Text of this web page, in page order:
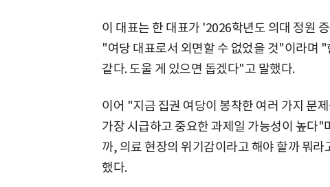
이 대표는 한 대표가 '2026학년도 의대 정원
"여당 대표로서 외면할 수 없었을 것"이라며
같다. 도울 게 있으면 돕겠다"고 말했다.
이어 "지금 집권 여당이 봉착한 여러 가지 문
가장 시급하고 중요한 과제일 가능성이 높다
까, 의료 현장의 위기감이라고 해야 할까 뭐
했다.